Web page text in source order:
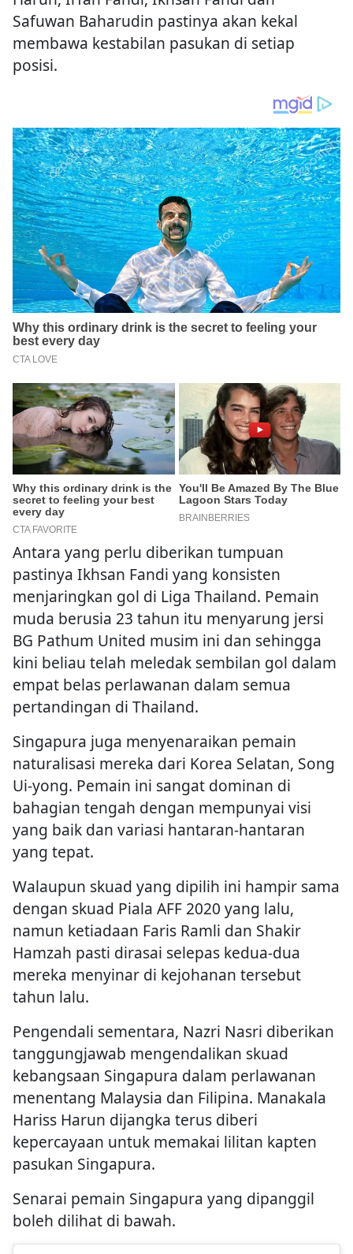
Safuwan Baharudin pastinya akan kekal
membawa kestabilan pasukan di setiap
posisi.
Antara yang perlu diberikan tumpuan
pastinya Ikhsan Fandi yang konsisten
menjaringkan gol di Liga Thailand. Pemain
muda berusia 23 tahun itu menyarung jersi
BG Pathum United musim ini dan sehingga
kini beliau telah meledak sembilan gol dalam
empat belas perlawanan dalam semua
pertandingan di Thailand.
Singapura juga menyenaraikan pemain
naturalisasi mereka dari Korea Selatan, Song
Ui-yong. Pemain ini sangat dominan di
bahagian tengah dengan mempunyai visi
yang baik dan variasi hantaran-hantaran
yang tepat.
Walaupun skuad yang dipilih ini hampir sama
dengan skuad Piala AFF 2020 yang lalu,
namun ketiadaan Faris Ramli dan Shakir
Hamzah pasti dirasai selepas kedua-dua
mereka menyinar di kejohanan tersebut
tahun lalu.
Pengendali sementara, Nazri Nasri diberikan
tanggungjawab mengendalikan skuad
kebangsaan Singapura dalam perlawanan
menentang Malaysia dan Filipina. Manakala
Hariss Harun dijangka terus diberi
kepercayaan untuk memakai lilitan kapten
pasukan Singapura.
Senarai pemain Singapura yang dipanggil
boleh dilihat di bawah.